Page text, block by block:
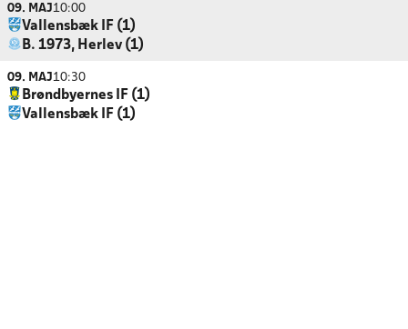
09. MAJ10:00
Vallensbæk IF (1)
B. 1973, Herlev (1)
09. MAJ10:30
Brøndbyernes IF (1)
Vallensbæk IF (1)